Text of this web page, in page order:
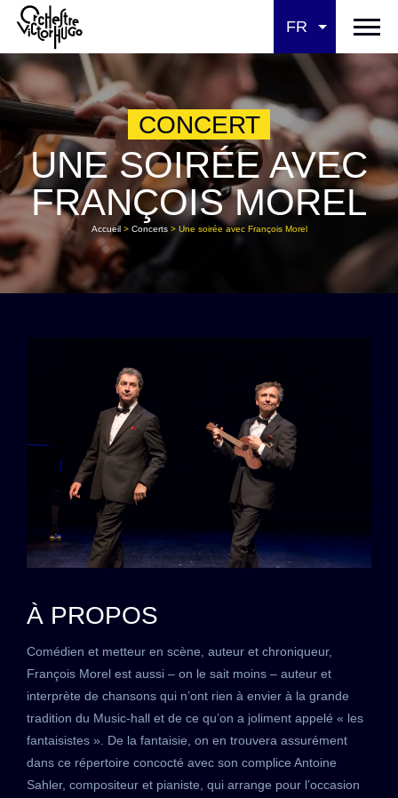
FR
CONCERT
UNE SOIRÉE AVEC
FRANÇOIS MOREL
Accueil> Concerts> Une soirée avec François Morel
À PROPOS
Comédien et metteur en scène, auteur et chroniqueur,
François Morel est aussi – on le sait moins – auteur et
interprète de chansons qui n’ont rien à envier à la grande
tradition du Music-hall et de ce qu’on a joliment appelé « les
fantaisistes ». De la fantaisie, on en trouvera assurément
dans ce répertoire concocté avec son complice Antoine
Sahler, compositeur et pianiste, qui arrange pour l’occasion